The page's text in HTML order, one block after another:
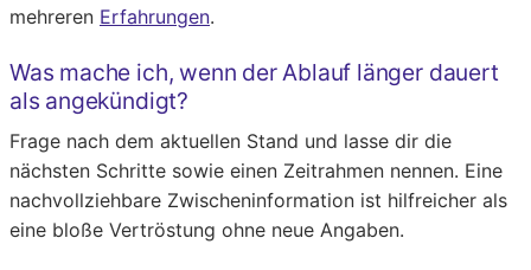
mehreren Erfahrungen.
Was mache ich, wenn der Ablauf länger dauert
als angekündigt?
Frage nach dem aktuellen Stand und lasse dir die
nächsten Schritte sowie einen Zeitrahmen nennen. Eine
nachvollziehbare Zwischeninformation ist hilfreicher als
eine bloße Vertröstung ohne neue Angaben.